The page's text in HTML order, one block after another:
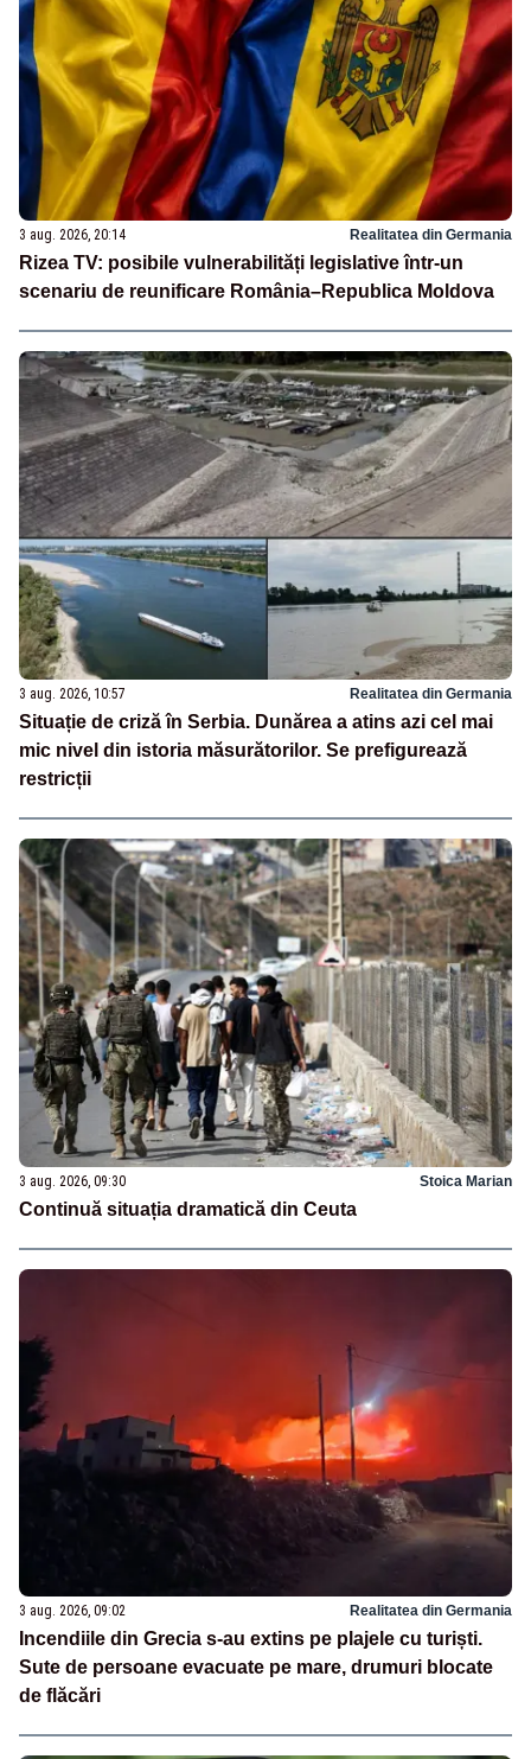
3 aug. 2026, 20:14 Realitatea din Germania
Rizea TV: posibile vulnerabilități legislative într-un
scenariu de reunificare România–Republica Moldova
3 aug. 2026, 10:57 Realitatea din Germania
Situație de criză în Serbia. Dunărea a atins azi cel mai
mic nivel din istoria măsurătorilor. Se prefigurează
restricții
3 aug. 2026, 09:30 Stoica Marian
Continuă situația dramatică din Ceuta
3 aug. 2026, 09:02 Realitatea din Germania
Incendiile din Grecia s-au extins pe plajele cu turiști.
Sute de persoane evacuate pe mare, drumuri blocate
de flăcări